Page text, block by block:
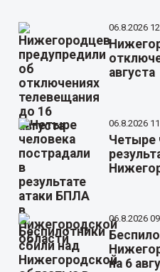
06.8.2026
августа
06.8.2026
Четыре
06.8.2026
на 6